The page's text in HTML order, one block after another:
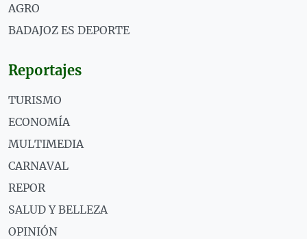
AGRO
BADAJOZ ES DEPORTE
Reportajes
TURISMO
ECONOMÍA
MULTIMEDIA
CARNAVAL
REPOR
SALUD Y BELLEZA
OPINIÓN